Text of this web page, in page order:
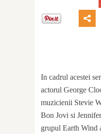
In cadrul acestei
actorul George
muzicienii Stevie
Bon Jovi si
grupul Earth Wind